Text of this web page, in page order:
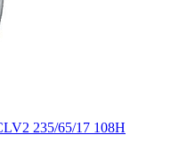
235/65/17 108H